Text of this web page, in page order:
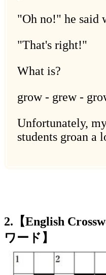
"Oh no!" he said
"That's right!"
What is?
grow - grew -
Unfortunately,
students groan a
2.【English
ワード】